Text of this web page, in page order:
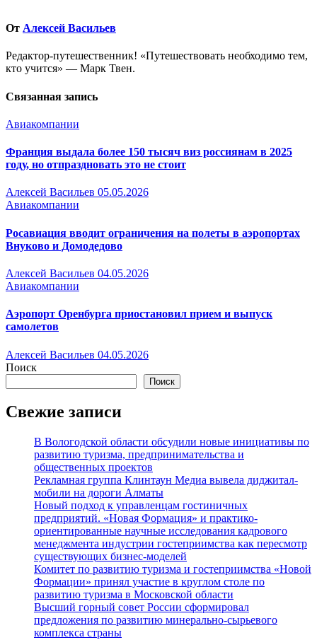
От Алексей Васильев
Редактор-путешественник! «Путешествовать необходимо тем,
кто учится» — Марк Твен.
Связанная запись
Авиакомпании
Франция выдала более 150 тысяч виз россиянам в 2025
году, но отпраздновать это не стоит
Алексей Васильев 05.05.2026
Авиакомпании
Росавиация вводит ограничения на полеты в аэропортах
Внуково и Домодедово
Алексей Васильев 04.05.2026
Авиакомпании
Аэропорт Оренбурга приостановил прием и выпуск
самолетов
Алексей Васильев 04.05.2026
Поиск
Поиск
Свежие записи
В Вологодской области обсудили новые инициативы по
развитию туризма, предпринимательства и
общественных проектов
Рекламная группа Клинтаун Медиа вывела диджитал-
мобили на дороги Алматы
Новый подход к управленцам гостиничных
предприятий. «Новая Формация» и практико-
ориентированные научные исследования кадрового
менеджмента индустрии гостеприимства как пересмотр
существующих бизнес-моделей
Комитет по развитию туризма и гостеприимства «Новой
Формации» принял участие в круглом столе по
развитию туризма в Московской области
Высший горный совет России сформировал
предложения по развитию минерально-сырьевого
комплекса страны